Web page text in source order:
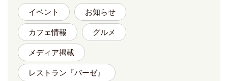
イベント お知らせ
カフェ情報 グルメ
メディア掲載
レストラン『バーゼ』